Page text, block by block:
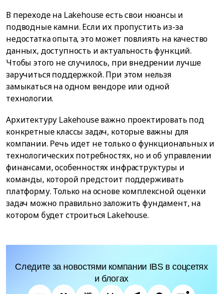
В переходе на Lakehouse есть свои нюансы и
подводные камни. Если их пропустить из-за
недостатка опыта, это может повлиять на качество
данных, доступность и актуальность функций.
Чтобы этого не случилось, при внедрении лучше
заручиться поддержкой. При этом нельзя
замыкаться на одном вендоре или одной
технологии.
Архитектуру Lakehouse важно проектировать под
конкретные классы задач, которые важны для
компании. Речь идет не только о функциональных и
технологических потребностях, но и об управлении
финансами, особенностях инфраструктуры и
команды, которой предстоит поддерживать
платформу. Только на основе комплексной оценки
задач можно правильно заложить фундамент, на
котором будет строиться Lakehouse.
Следите за новостями компании IBS в соцсетях
и блогах